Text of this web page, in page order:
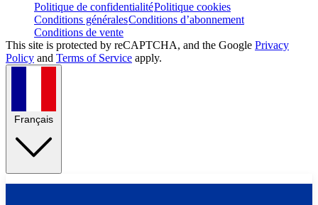
Politique de confidentialitéPolitique cookies
Conditions généralesConditions d’abonnement
Conditions de vente
This site is protected by reCAPTCHA, and the Google Privacy
Policy and Terms of Service apply.
Français